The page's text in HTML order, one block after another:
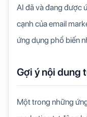
AI đã và đang được
cạnh của email
ứng dụng phổ biến
Gợi ý nội dung
Một trong những